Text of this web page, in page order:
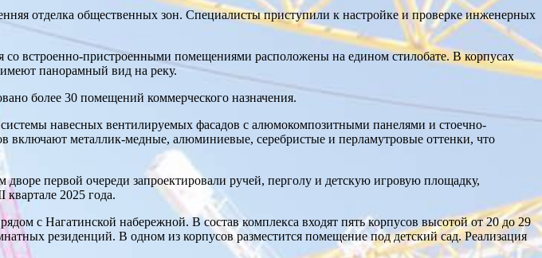
отделка общественных зон. Специалисты приступили к настройке и проверке инженерных
встроенно-пристроенными помещениями расположены на едином стилобате. В корпусах
панорамный вид на реку.
более 30 помещений коммерческого назначения.
навесных вентилируемых фасадов с алюмокомпозитными панелями и стоечно-
включают металлик-медные, алюминиевые, серебристые и перламутровые оттенки, что
первой очереди запроектировали ручей, перголу и детскую игровую площадку,
2025 года.
с Нагатинской набережной. В состав комплекса входят пять корпусов высотой от 20 до 29
резиденций. В одном из корпусов разместится помещение под детский сад. Реализация